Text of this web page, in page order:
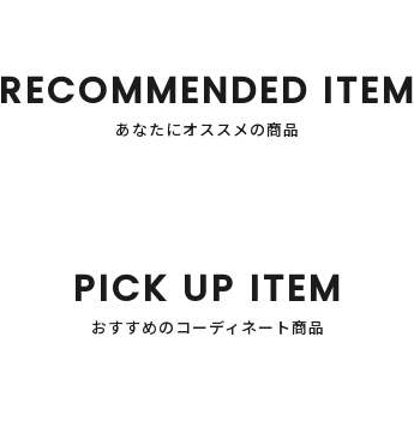
RECOMMENDED ITEM
あなたにオススメの商品
PICK UP ITEM
おすすめのコーディネート商品